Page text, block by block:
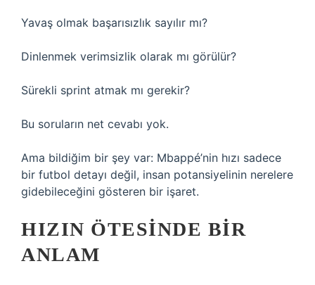
Yavaş olmak başarısızlık sayılır mı?
Dinlenmek verimsizlik olarak mı görülür?
Sürekli sprint atmak mı gerekir?
Bu soruların net cevabı yok.
Ama bildiğim bir şey var: Mbappé’nin hızı sadece
bir futbol detayı değil, insan potansiyelinin nerelere
gidebileceğini gösteren bir işaret.
HIZIN ÖTESINDE BIR
ANLAM